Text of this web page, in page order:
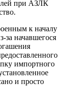
при АЗЛК
к началу
за начавшегося
импортного
и просто